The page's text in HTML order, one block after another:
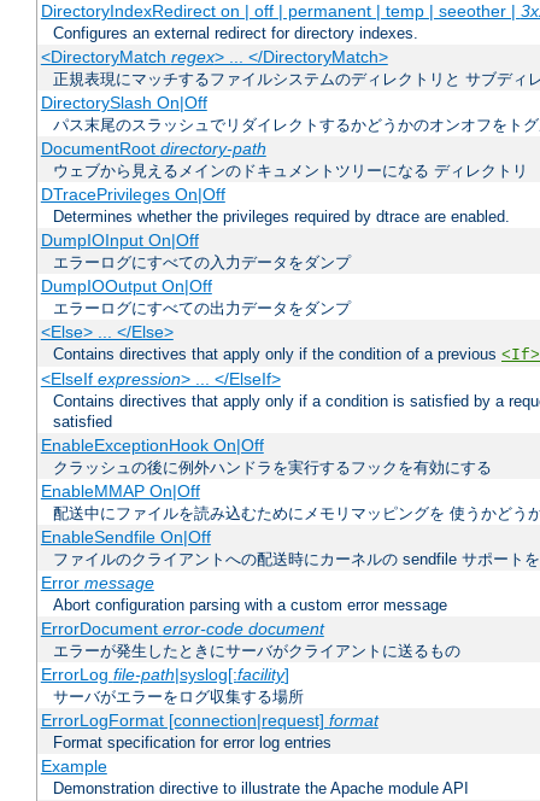
DirectoryIndexRedirect on | off | permanent | temp | seeother |
Configures an external redirect for directory indexes.
<DirectoryMatch regex> ... </DirectoryMatch>
正規表現にマッチするファイルシステムのディレクトリと サブディ
DirectorySlash On|Off
パス末尾のスラッシュでリダイレクトするかどうかのオンオフをト
DocumentRoot directory-path
ウェブから見えるメインのドキュメントツリーになる ディレクトリ
DTracePrivileges On|Off
Determines whether the privileges required by dtrace are enabled.
DumpIOInput On|Off
エラーログにすべての入力データをダンプ
DumpIOOutput On|Off
エラーログにすべての出力データをダンプ
<Else> ... </Else>
Contains directives that apply only if the condition of a previous <If>
<ElseIf expression> ... </ElseIf>
Contains directives that apply only if a condition is satisfied by a
satisfied
EnableExceptionHook On|Off
クラッシュの後に例外ハンドラを実行するフックを有効にする
EnableMMAP On|Off
配送中にファイルを読み込むためにメモリマッピングを 使うかどう
EnableSendfile On|Off
ファイルのクライアントへの配送時にカーネルの sendfile サポート
Error message
Abort configuration parsing with a custom error message
ErrorDocument error-code document
エラーが発生したときにサーバがクライアントに送るもの
ErrorLog file-path|syslog[:facility]
サーバがエラーをログ収集する場所
ErrorLogFormat [connection|request] format
Format specification for error log entries
Example
Demonstration directive to illustrate the Apache module API